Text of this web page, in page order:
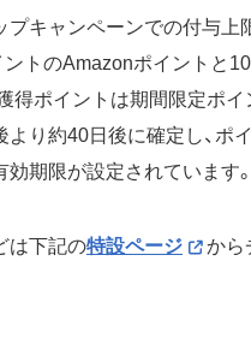
プキャンペーンでの付与上
ントのAmazonポイントと
獲得ポイントは期間限定ポ
より約40日後に確定し、ポ
効期限が設定されています。
は下記の特設ページ
から